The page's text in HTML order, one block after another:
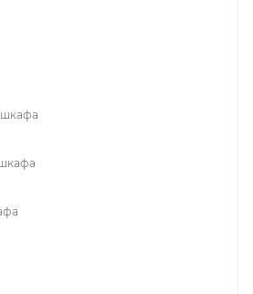
мебели и возможность
раз.
своей стойкостью к
воздействиям.
надежность 100-летней